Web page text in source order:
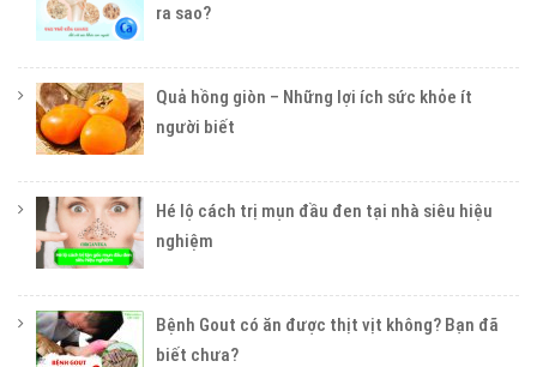
ra sao?
Quả hồng giòn – Những lợi ích sức khỏe ít
người biết
Hé lộ cách trị mụn đầu đen tại nhà siêu hiệu
nghiệm
Bệnh Gout có ăn được thịt vịt không? Bạn đã
biết chưa?